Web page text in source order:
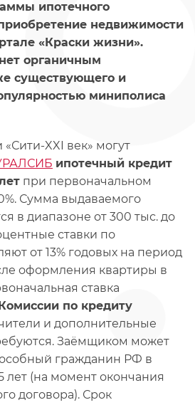
ипотечного
недвижимости
«Краски жизни».
органичным
существующего и
миниполиса
XXI век» могут
ипотечный кредит
при первоначальном
Сумма выдаваемого
в диапазоне от 300 тыс. до
ставки по
от 13% годовых на период
оформления квартиры в
ставка
по кредиту
и дополнительные
Заёмщиком может
гражданин РФ в
лет (на момент окончания
договора). Срок